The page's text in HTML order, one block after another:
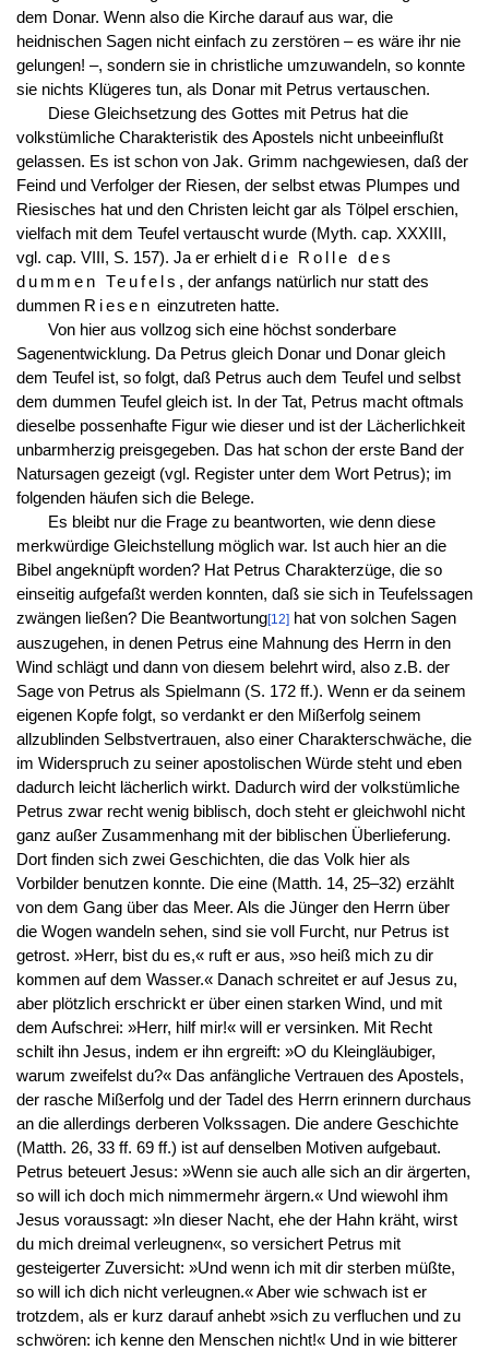
dem Donar. Wenn also die Kirche darauf aus war, die
heidnischen Sagen nicht einfach zu zerstören – es wäre ihr nie
gelungen! –, sondern sie in christliche umzuwandeln, so konnte
sie nichts Klügeres tun, als Donar mit Petrus vertauschen.
Diese Gleichsetzung des Gottes mit Petrus hat die
volkstümliche Charakteristik des Apostels nicht unbeeinflußt
gelassen. Es ist schon von Jak. Grimm nachgewiesen, daß der
Feind und Verfolger der Riesen, der selbst etwas Plumpes und
Riesisches hat und den Christen leicht gar als Tölpel erschien,
vielfach mit dem Teufel vertauscht wurde (Myth. cap. XXXIII,
vgl. cap. VIII, S. 157). Ja er erhielt die Rolle des
dummen Teufels , der anfangs natürlich nur statt des
dummen Riesen einzutreten hatte.
Von hier aus vollzog sich eine höchst sonderbare
Sagenentwicklung. Da Petrus gleich Donar und Donar gleich
dem Teufel ist, so folgt, daß Petrus auch dem Teufel und selbst
dem dummen Teufel gleich ist. In der Tat, Petrus macht oftmals
dieselbe possenhafte Figur wie dieser und ist der Lächerlichkeit
unbarmherzig preisgegeben. Das hat schon der erste Band der
Natursagen gezeigt (vgl. Register unter dem Wort Petrus); im
folgenden häufen sich die Belege.
Es bleibt nur die Frage zu beantworten, wie denn diese
merkwürdige Gleichstellung möglich war. Ist auch hier an die
Bibel angeknüpft worden? Hat Petrus Charakterzüge, die so
einseitig aufgefaßt werden konnten, daß sie sich in Teufelssagen
zwängen ließen? Die Beantwortung[12]hat von solchen Sagen
auszugehen, in denen Petrus eine Mahnung des Herrn in den
Wind schlägt und dann von diesem belehrt wird, also z.B. der
Sage von Petrus als Spielmann (S. 172 ff.). Wenn er da seinem
eigenen Kopfe folgt, so verdankt er den Mißerfolg seinem
allzublinden Selbstvertrauen, also einer Charakterschwäche, die
im Widerspruch zu seiner apostolischen Würde steht und eben
dadurch leicht lächerlich wirkt. Dadurch wird der volkstümliche
Petrus zwar recht wenig biblisch, doch steht er gleichwohl nicht
ganz außer Zusammenhang mit der biblischen Überlieferung.
Dort finden sich zwei Geschichten, die das Volk hier als
Vorbilder benutzen konnte. Die eine (Matth. 14, 25–32) erzählt
von dem Gang über das Meer. Als die Jünger den Herrn über
die Wogen wandeln sehen, sind sie voll Furcht, nur Petrus ist
getrost. »Herr, bist du es,« ruft er aus, »so heiß mich zu dir
kommen auf dem Wasser.« Danach schreitet er auf Jesus zu,
aber plötzlich erschrickt er über einen starken Wind, und mit
dem Aufschrei: »Herr, hilf mir!« will er versinken. Mit Recht
schilt ihn Jesus, indem er ihn ergreift: »O du Kleingläubiger,
warum zweifelst du?« Das anfängliche Vertrauen des Apostels,
der rasche Mißerfolg und der Tadel des Herrn erinnern durchaus
an die allerdings derberen Volkssagen. Die andere Geschichte
(Matth. 26, 33 ff. 69 ff.) ist auf denselben Motiven aufgebaut.
Petrus beteuert Jesus: »Wenn sie auch alle sich an dir ärgerten,
so will ich doch mich nimmermehr ärgern.« Und wiewohl ihm
Jesus voraussagt: »In dieser Nacht, ehe der Hahn kräht, wirst
du mich dreimal verleugnen«, so versichert Petrus mit
gesteigerter Zuversicht: »Und wenn ich mit dir sterben müßte,
so will ich dich nicht verleugnen.« Aber wie schwach ist er
trotzdem, als er kurz darauf anhebt »sich zu verfluchen und zu
schwören: ich kenne den Menschen nicht!« Und in wie bitterer